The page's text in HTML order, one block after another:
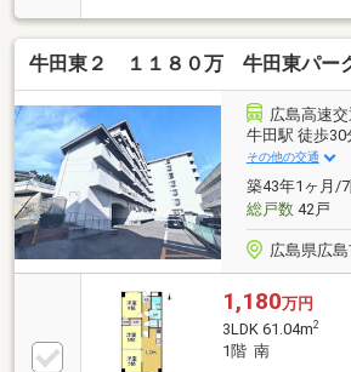
にまとめる住宅ローン】引越し
ローンに組入可能☆頭金・諸費用
ご相談ください♪車等の個人ロー
支払いを減額☆◇◆西洋トラス
ローンに不安がある方、一度断
相談ください・ご自宅までの送迎
ご連絡下さい・他社で掲載されて
めて資料をお送りします・是非一
ださい♪
牛田東２ １１８０万 牛田東パー
広島高速
牛田駅 徒歩30
その他の交通
築43年1ヶ月/
総戸数42戸
広島県広
1,180万円
3LDK 61.04m2
1階 南